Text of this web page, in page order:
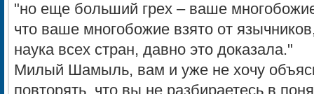
"но еще больший грех – ваше
что ваше многобожие взято от
наука всех стран, давно это доказала."
Милый Шамыль, вам и уже не хочу
повторять, что вы не разбираетесь в